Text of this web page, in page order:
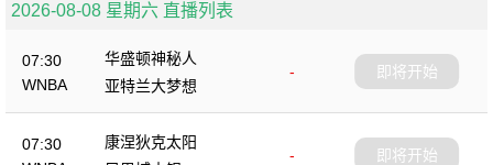
2026-08-08 星期六 直播列表
07:30
WNBA
华盛顿神秘人
-
亚特兰大梦想
即将开始
07:30
康涅狄克太阳
-
即将开始